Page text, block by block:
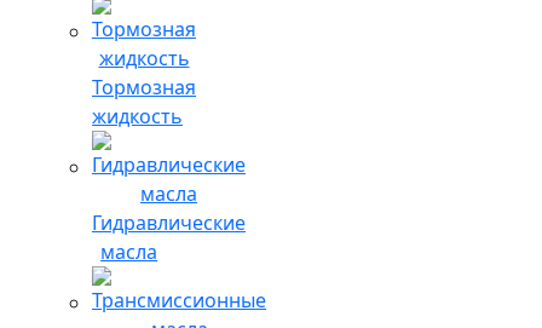
Тормозная
жидкость
Гидравлические
масла